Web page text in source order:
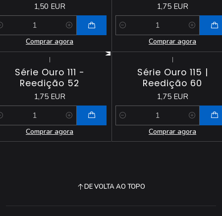
1,50 EUR
Comprar agora
1,75 EUR
Quantidade
Comprar agora
|
Série Ouro 111 -
Reedição 52
1,75 EUR
Comprar agora
|
Série Ouro 115 |
Reedição 60
1,75 EUR
Quantidade
Comprar agora
DE VOLTA AO TOPO